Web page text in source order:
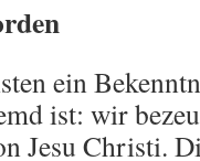
ein
ist: wir
Jesu Christi.